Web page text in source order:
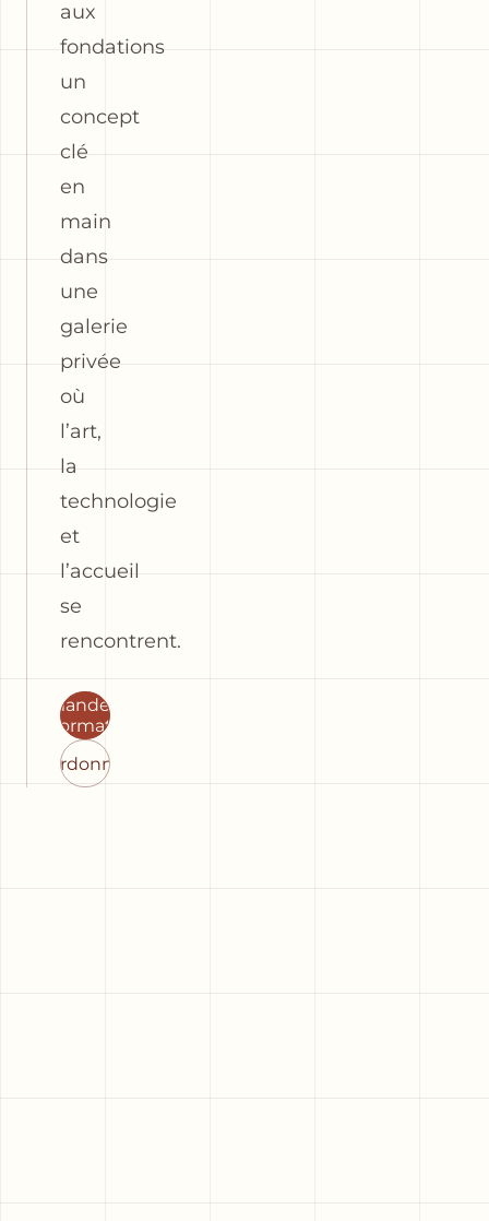
aux
fondations
un
concept
clé
en
main
dans
une
galerie
privée
où
l’art,
la
technologie
et
l’accueil
se
rencontrent.
Demande
d’informations
Coordonnées